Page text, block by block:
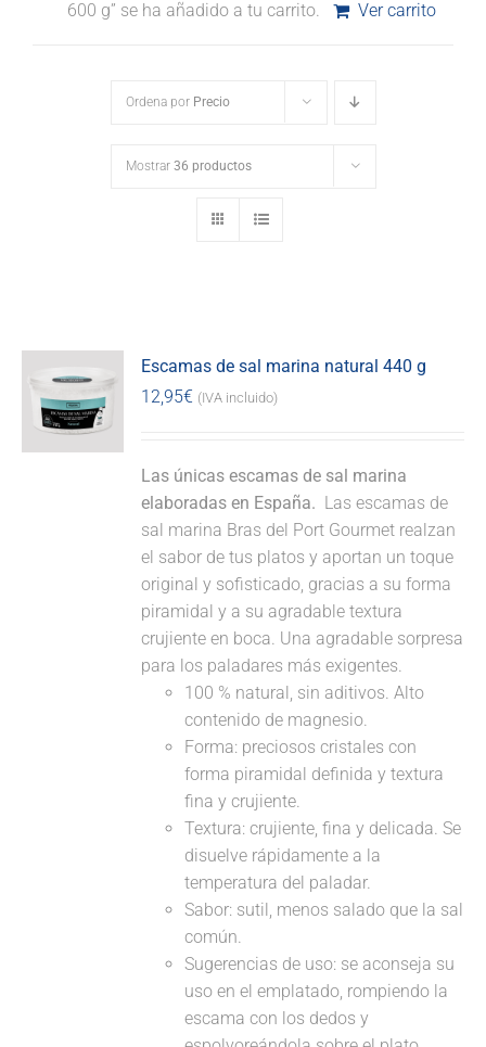
600 g” se ha añadido a tu carrito.
Ver carrito
Ordena por Precio
Mostrar 36 productos
Escamas de sal marina natural 440 g
12,95€ (IVA incluido)
Las únicas escamas de sal marina
elaboradas en España. Las escamas de
sal marina Bras del Port Gourmet realzan
el sabor de tus platos y aportan un toque
original y sofisticado, gracias a su forma
piramidal y a su agradable textura
crujiente en boca. Una agradable sorpresa
para los paladares más exigentes.
100 % natural, sin aditivos. Alto
contenido de magnesio.
Forma: preciosos cristales con
forma piramidal definida y textura
fina y crujiente.
Textura: crujiente, fina y delicada. Se
disuelve rápidamente a la
temperatura del paladar.
Sabor: sutil, menos salado que la sal
común.
Sugerencias de uso: se aconseja su
uso en el emplatado, rompiendo la
escama con los dedos y